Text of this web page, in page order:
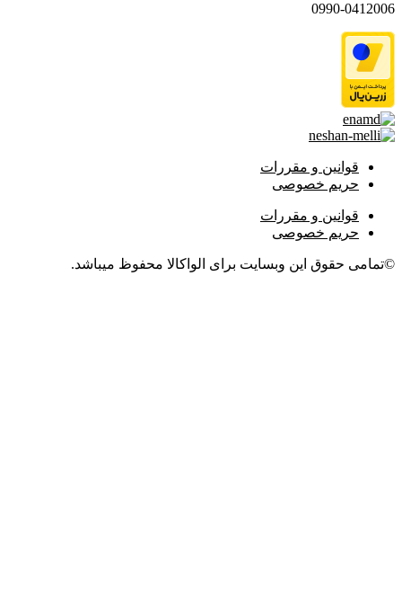
0990-0412006
قوانین و مقررات
حریم خصوصی
قوانین و مقررات
حریم خصوصی
©تمامی حقوق این وبسایت برای الواکالا محفوظ میباشد.